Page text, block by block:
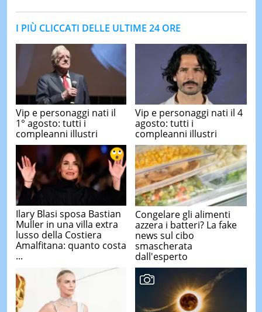
I PIÙ CLICCATI DELLE ULTIME 24 ORE
Vip e personaggi nati il
1° agosto: tutti i
compleanni illustri
Vip e personaggi nati il 4
agosto: tutti i
compleanni illustri
Ilary Blasi sposa Bastian
Muller in una villa extra
lusso della Costiera
Amalfitana: quanto costa
...
Congelare gli alimenti
azzera i batteri? La fake
news sul cibo
smascherata
dall'esperto